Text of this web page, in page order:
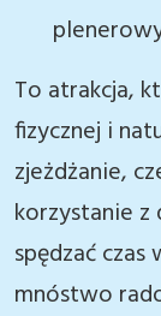
To atrakcja,
fizycznej i
zjeżdżanie,
korzystanie z
spędzać czas
mnóstwo